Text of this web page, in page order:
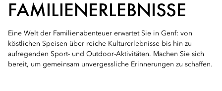
FAMILIENERLEBNISSE
Eine Welt der Familienabenteuer erwartet Sie in Genf: von
köstlichen Speisen über reiche Kulturerlebnisse bis hin zu
aufregenden Sport- und Outdoor-Aktivitäten. Machen Sie sich
bereit, um gemeinsam unvergessliche Erinnerungen zu schaffen.